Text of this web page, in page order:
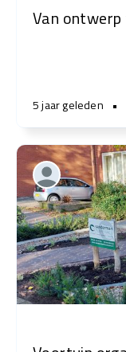
Van
5 jaar geleden •